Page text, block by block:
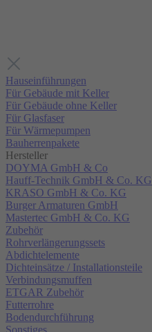
Hauseinführungen
Für Gebäude mit Keller
Für Gebäude ohne Keller
Für Glasfaser
Für Wärmepumpen
Bauherrenpakete
Hersteller
DOYMA GmbH & Co
Hauff-Technik GmbH & Co. KG
KRASO GmbH & Co. KG
Burger Armaturen GmbH
Mastertec GmbH & Co. KG
Zubehör
Rohrverlängerungssets
Abdichtelemente
Dichteinsätze / Installationsteile
Verbindungsmuffen
ETGAR Zubehör
Futterrohre
Bodendurchführung
Sonstiges